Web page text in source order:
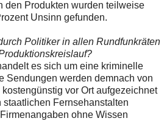
den Produkten wurden teilweise
Unsinn gefunden.
Politiker in allen Rundfunkräten
es sich um eine kriminelle
Sendungen werden demnach von
vor Ort aufgezeichnet
Fernsehanstalten
ohne Wissen